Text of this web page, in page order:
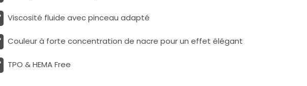
Viscosité fluide avec pinceau adapté
Couleur à forte concentration de nacre pour un effet élégant
TPO & HEMA Free